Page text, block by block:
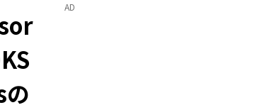
AD